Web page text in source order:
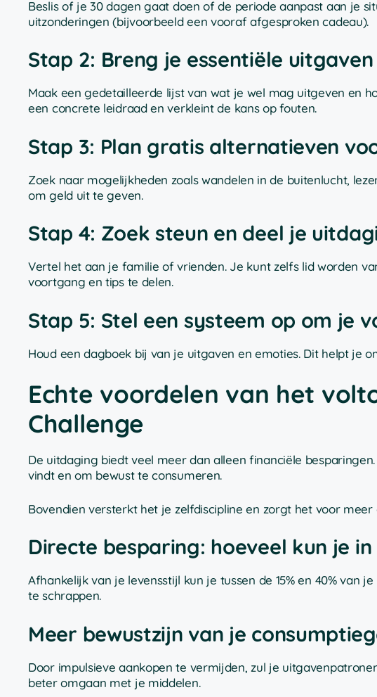
Beslis of je 30 dagen gaat doen of de periode aanpast aan je
uitzonderingen (bijvoorbeeld een vooraf afgesproken cadeau).
Stap 2: Breng je essentiële
Maak een gedetailleerde lijst van wat je wel mag uitgeven en
een concrete leidraad en verkleint de kans op fouten.
Stap 3: Plan gratis alternatieven
Zoek naar mogelijkheden zoals wandelen in de buitenlucht,
om geld uit te geven.
Stap 4: Zoek steun en deel je
Vertel het aan je familie of vrienden. Je kunt zelfs lid worden
voortgang en tips te delen.
Stap 5: Stel een systeem op om je
Houd een dagboek bij van je uitgaven en emoties. Dit helpt je
Echte voordelen van het
Challenge
De uitdaging biedt veel meer dan alleen financiële
vindt en om bewust te consumeren.
Bovendien versterkt het je zelfdiscipline en zorgt het voor
Directe besparing: hoeveel kun je
Afhankelijk van je levensstijl kun je tussen de 15% en 40% van
te schrappen.
Meer bewustzijn van je
Door impulsieve aankopen te vermijden, zul je
beter omgaan met je middelen.